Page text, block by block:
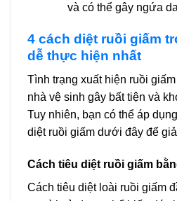
và có thể gây ngứa
4 cách diệt ruồi giấm
dễ thực hiện nhất
Tình trạng xuất hiện ruồi
nhà vệ sinh gây bất tiện và
Tuy nhiên, bạn có thể áp
diệt ruồi giấm dưới đây để
Cách tiêu diệt ruồi giấm
Cách tiêu diệt loài ruồi giấm